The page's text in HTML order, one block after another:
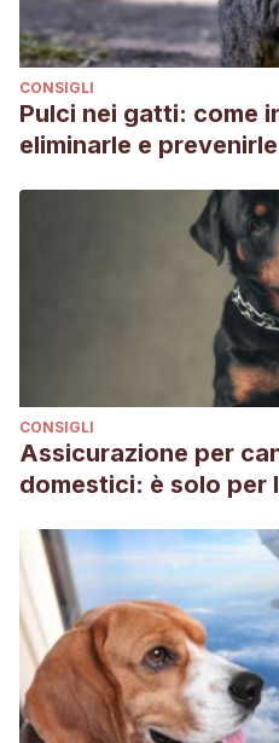
CONSIGLI
Pulci nei gatti: come
eliminarle e prevenirle
CONSIGLI
Assicurazione per
domestici: è solo per